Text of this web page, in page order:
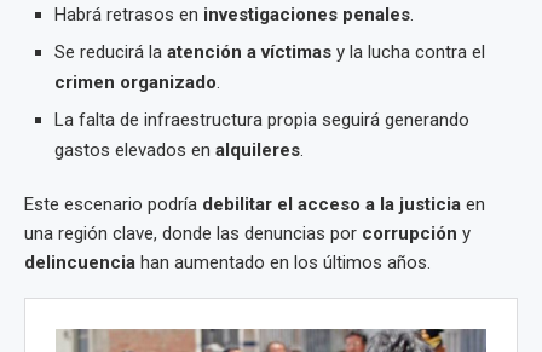
Habrá retrasos en investigaciones penales.
Se reducirá la atención a víctimas y la lucha contra el
crimen organizado.
La falta de infraestructura propia seguirá generando
gastos elevados en alquileres.
Este escenario podría debilitar el acceso a la justicia en
una región clave, donde las denuncias por corrupción y
delincuencia han aumentado en los últimos años.